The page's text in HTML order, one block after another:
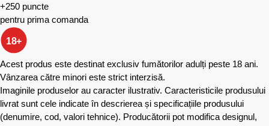
+250 puncte
pentru prima comanda
18+
Acest produs este destinat exclusiv fumătorilor adulți peste 18 ani.
Vânzarea către minori este strict interzisă.
Imaginile produselor au caracter ilustrativ. Caracteristicile produsului
livrat sunt cele indicate în descrierea și specificațiile produsului
(denumire, cod, valori tehnice). Producătorii pot modifica designul,